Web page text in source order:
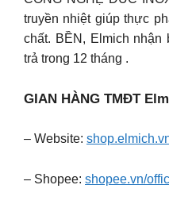
truyền nhiệt giúp thực
chất. BỀN, Elmich
trả trong 12 tháng .
GIAN HÀNG TMĐT
– Website:
– Shopee: shopee.vn/